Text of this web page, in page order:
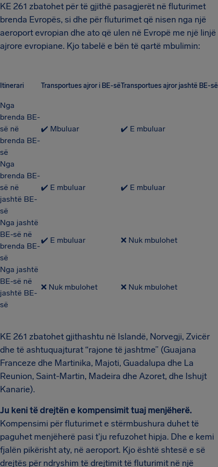
KE 261 zbatohet për të gjithë pasagjerët në fluturimet
brenda Evropës, si dhe për fluturimet që nisen nga një
aeroport evropian dhe ato që ulen në Evropë me një linjë
ajrore evropiane. Kjo tabelë e bën të qartë mbulimin:
Itinerari Transportues ajror i BE-sëTransportues ajror jashtë BE-së
Nga
brenda BE-
së në
brenda BE-
së
✔️ Mbuluar ✔️ E mbuluar
Nga
brenda BE-
së në
jashtë BE-
së
✔️ E mbuluar ✔️ E mbuluar
Nga jashtë
BE-së në
brenda BE-
së
✔️ E mbuluar ❌ Nuk mbulohet
Nga jashtë
BE-së në
jashtë BE-
së
❌ Nuk mbulohet ❌ Nuk mbulohet
KE 261 zbatohet gjithashtu në Islandë, Norvegji, Zvicër
dhe të ashtuquajturat “rajone të jashtme” (Guajana
Franceze dhe Martinika, Majoti, Guadalupa dhe La
Reunion, Saint-Martin, Madeira dhe Azoret, dhe Ishujt
Kanarie).
Ju keni të drejtën e kompensimit tuaj menjëherë.
Kompensimi për fluturimet e stërmbushura duhet të
paguhet menjëherë pasi t'ju refuzohet hipja. Dhe e kemi
fjalën pikërisht aty, në aeroport. Kjo është shtesë e së
drejtës për ndryshim të drejtimit të fluturimit në një